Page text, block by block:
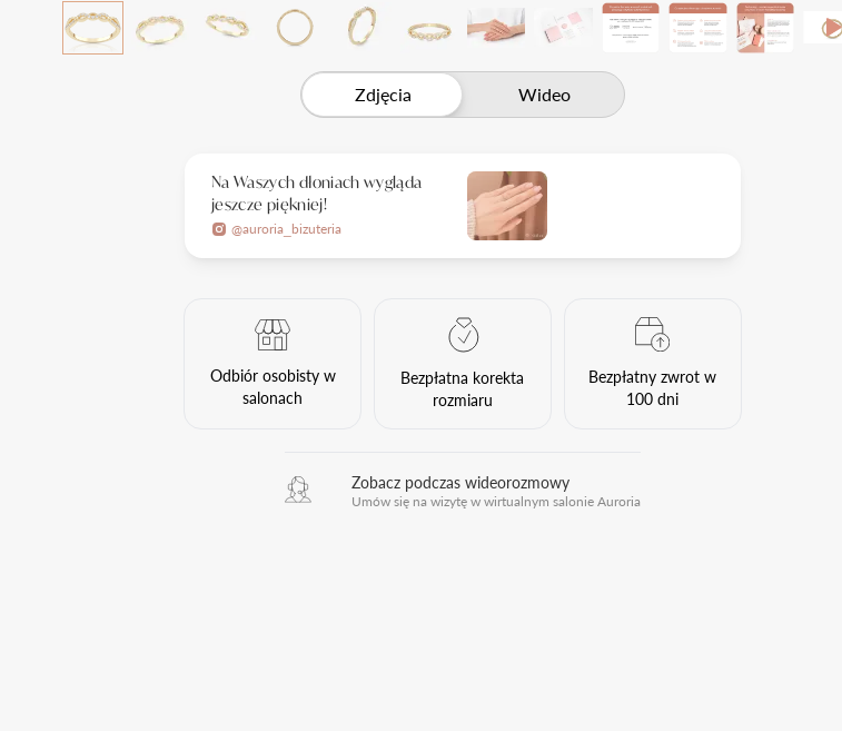
Zdjęcia Wideo
Na Waszych dłoniach wygląda
jeszcze piękniej!
@auroria_bizuteria
Odbiór osobisty w
salonach
Bezpłatna korekta
rozmiaru
Bezpłatny zwrot w
100 dni
Zobacz podczas wideorozmowy
Umów się na wizytę w wirtualnym salonie Auroria